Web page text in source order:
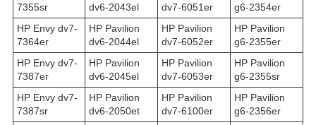
7355sr
dv6-2043el
dv7-6051er
g6-2354er
HP Envy dv7-
7364er
HP Pavilion
dv6-2044el
HP Pavilion
dv7-6052er
HP Pavilion
g6-2355er
HP Envy dv7-
7387er
HP Pavilion
dv6-2045el
HP Pavilion
dv7-6053er
HP Pavilion
g6-2355sr
HP Envy dv7-
7387sr
HP Pavilion
dv6-2050et
HP Pavilion
dv7-6100er
HP Pavilion
g6-2356er